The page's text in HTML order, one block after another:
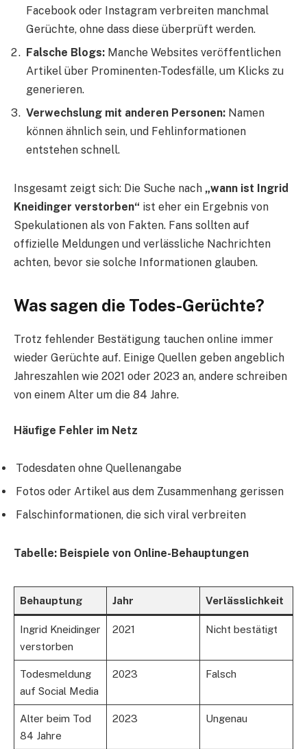
Facebook oder Instagram verbreiten manchmal
Gerüchte, ohne dass diese überprüft werden.
Falsche Blogs: Manche Websites veröffentlichen
Artikel über Prominenten-Todesfälle, um Klicks zu
generieren.
Verwechslung mit anderen Personen: Namen
können ähnlich sein, und Fehlinformationen
entstehen schnell.
Insgesamt zeigt sich: Die Suche nach „wann ist Ingrid
Kneidinger verstorben“ ist eher ein Ergebnis von
Spekulationen als von Fakten. Fans sollten auf
offizielle Meldungen und verlässliche Nachrichten
achten, bevor sie solche Informationen glauben.
Was sagen die Todes-Gerüchte?
Trotz fehlender Bestätigung tauchen online immer
wieder Gerüchte auf. Einige Quellen geben angeblich
Jahreszahlen wie 2021 oder 2023 an, andere schreiben
von einem Alter um die 84 Jahre.
Häufige Fehler im Netz
Todesdaten ohne Quellenangabe
Fotos oder Artikel aus dem Zusammenhang gerissen
Falschinformationen, die sich viral verbreiten
Tabelle: Beispiele von Online-Behauptungen
Behauptung Jahr Verlässlichkeit
Ingrid Kneidinger
verstorben
2021 Nicht bestätigt
Todesmeldung
auf Social Media
2023 Falsch
Alter beim Tod
84 Jahre
2023 Ungenau